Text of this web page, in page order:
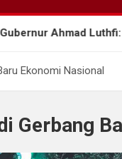
Ahmad Luthfi:
Ekonomi Nasional
Gerbang